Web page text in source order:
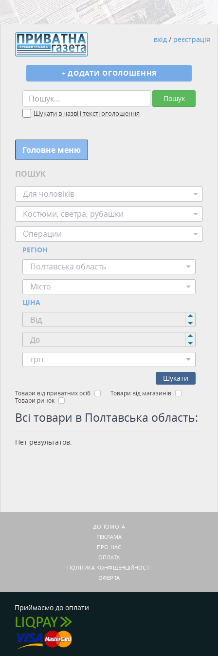
Пошук
Шукати в назві і тексті оголошення
+ ДОДАТИ ОГОЛОШЕННЯ
вхід / реєстрація
Головне меню
ПОШУК
Для чоловіків
Костюми, светра, рубашки
Операции
РЕГІОН
Полтавська область
Місто
ЦІНА
грн
Шукати
Товари від приватних осіб
Товари від магазинів
Товари ринок
Всі товари в Полтавська область:
Нет результатов.
ДОПОМОГА
РЕКЛАМА
ПРО НАС
ОПЛАТА
ПОЛІТИКА КОНФІДЕНЦІЙНОСТІ
ОФЕРТА
Приймаємо до оплати